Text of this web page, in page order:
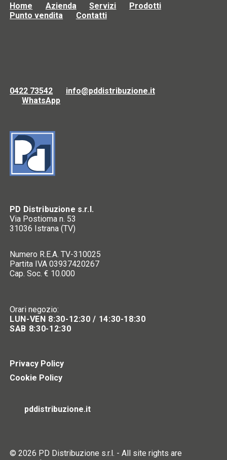
Home Azienda Servizi
Prodotti
Punto vendita
Contatti
0422 73542
info@pddistribuzione.it
WhatsApp
PD Distribuzione s.r.l.
Via Postioma n. 53
31036 Istrana (TV)
Numero R.E.A. TV-310025
Partita IVA 03937420267
Cap. Soc. € 10.000
Orari negozio:
LUN-VEN 8:30-12:30 / 14:30-18:30
SAB 8:30-12:30
Privacy Policy
Cookie Policy
pddistribuzione.it
© 2026 PD Distribuzione s.r.l. - All site rights are